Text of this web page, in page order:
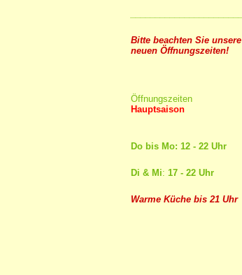
Bitte beachten Sie unsere
neuen Öffnungszeiten!
Öffnungszeiten
Hauptsaison
Do bis Mo: 12 - 22 Uhr
Di & Mi: 17 - 22 Uhr
Warme Küche bis 21 Uhr